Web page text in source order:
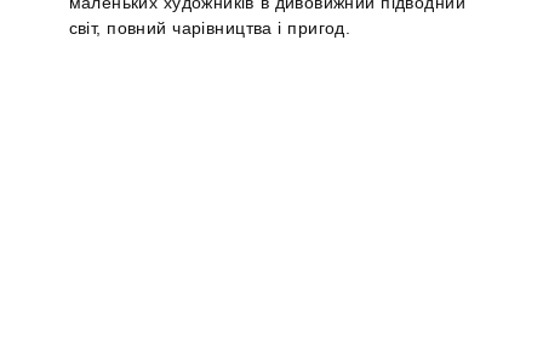
світ, повний чарівництва і пригод.